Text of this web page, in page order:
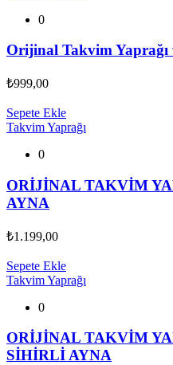
0
Orijinal Takvim Yaprağı
₺999,00
Sepete Ekle
Takvim Yaprağı
0
ORİJİNAL TAKVİM
AYNA
₺1.199,00
Sepete Ekle
Takvim Yaprağı
0
ORİJİNAL TAKVİM
SİHİRLİ AYNA